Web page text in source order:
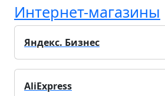
Интернет-магазины
Яндекс. Бизнес
AliExpress